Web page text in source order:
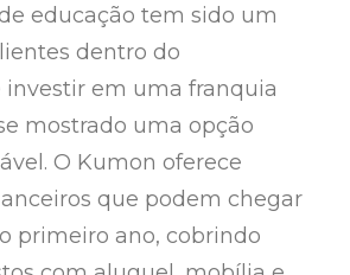
educação tem sido um
dentro do
investir em uma franquia
mostrado uma opção
O Kumon oferece
que podem chegar
primeiro ano, cobrindo